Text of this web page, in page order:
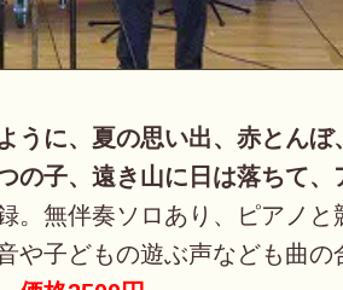
うに、夏の思い出、赤とんぼ
の子、遠き山に日は落ちて、
。無伴奏ソロあり、ピアノと
や子どもの遊ぶ声なども曲の